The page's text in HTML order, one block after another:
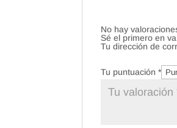
No hay
Sé el primero en
Tu dirección de
Tu puntuación*